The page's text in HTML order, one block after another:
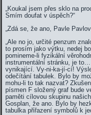
„Koukal jsem přes sklo na
Smím doufat v úspěch?“
„Zdá se, že ano, Pavle
„Ale no jo, určité penzum
to prosím jako výtku, nedej
pomineme-li fyzikální
instrumentální stránku, je
vynikající. Vy-ni-ka-jí-cí!
odečítání tabulek. Bylo by
mohu-li to tak nazvat?
písmen F složený graf bude
paměti cílovou skupinu
Gosplan, že ano. Bylo by
tabulka přiřazení symbolů k